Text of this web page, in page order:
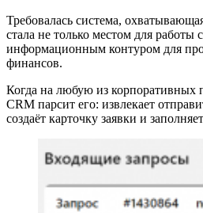
Требовалась система,
стала не только местом для
информационным контуром для
финансов.
Когда на любую из корпоративных
CRM парсит его: извлекает
создаёт карточку заявки и